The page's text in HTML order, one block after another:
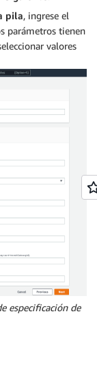
pila, ingrese el
parámetros tienen
valores
especificación de